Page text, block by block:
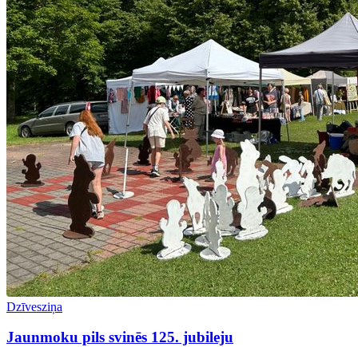
Dzīvesziņa
Jaunmoku pils svinēs 125. jubileju